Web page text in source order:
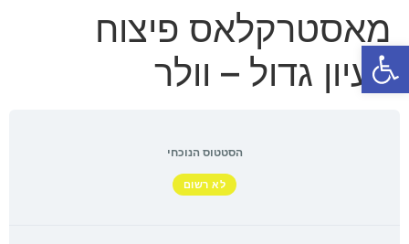
פתח סרגל נגישות
מאסטרקלאס פיצוח
רעיון גדול – וולר
הסטטוס הנוכחי
לא רשום